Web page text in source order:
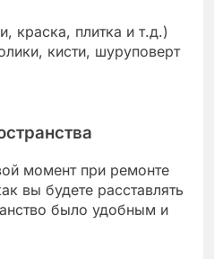
краска, плитка и т.д.)
кисти, шуруповерт
момент при ремонте
вы будете расставлять
было удобным и